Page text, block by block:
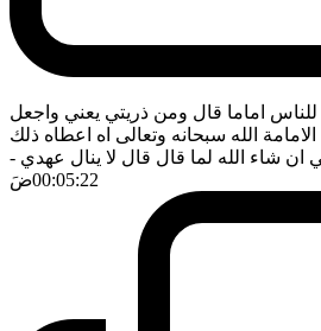
للناس اماما قال ومن ذريتي يعني واجعل
الله سبحانه وتعالى اه اعطاه ذلك
ان شاء الله لما قال قال لا ينال عهدي -
00:05:22ضَ